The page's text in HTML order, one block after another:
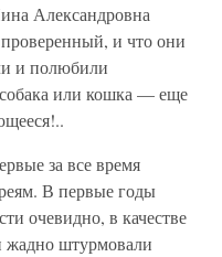
Александровна
проверенный, и что они
и полюбили
или кошка — еще
за все время
В первые годы
очевидно, в качестве
жадно штурмовали